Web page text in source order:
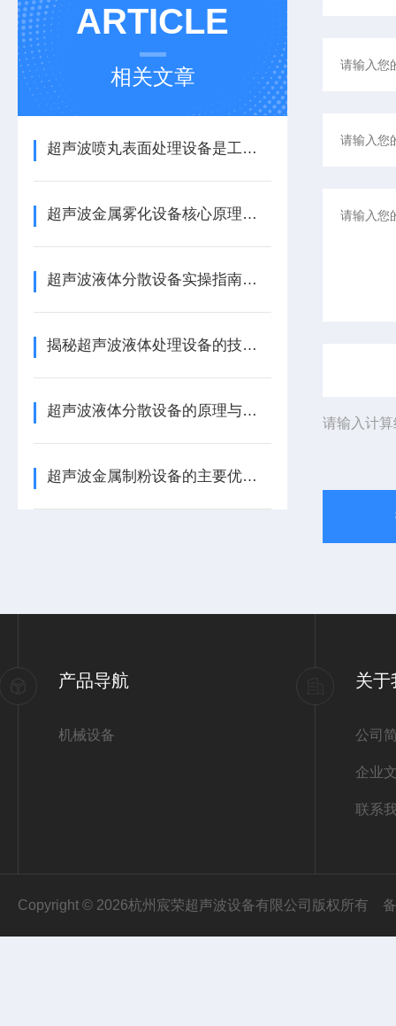
ARTICLE
相关文章
超声波喷丸表面处理设备是工艺与应用介绍
超声波金属雾化设备核心原理与应用场景
超声波液体分散设备实操指南：细节把控与工艺优化
揭秘超声波液体处理设备的技术奥秘
超声波液体分散设备的原理与应用解析
超声波金属制粉设备的主要优势体现在哪些方面
请输入计
产品导航
机械设备
关于
公司
企业
联系
Copyright © 2026杭州宸荣超声波设备有限公司版权所有